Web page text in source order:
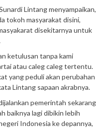
Lintang menyampaikan,
tokoh masyarakat disini,
disekitarnya untuk
ketulusan tanpa kami
atau caleg caleg tertentu.
yang peduli akan perubahan
Lintang sapaan akrabnya.
pemerintah sekarang
baiknya lagi dibikin lebih
Indonesia ke depannya,